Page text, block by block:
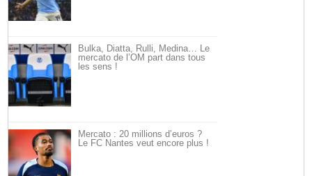
Bulka, Diatta, Rulli, Medina… Le
mercato de l’OM part dans tous
les sens !
Mercato : 20 millions d’euros ?
Le FC Nantes veut encore plus !